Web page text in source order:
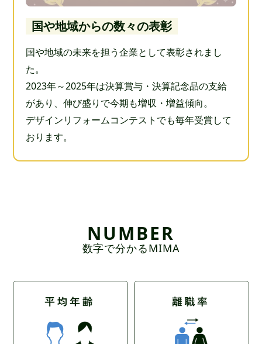
国や地域からの数々の表彰
国や地域の未来を担う企業として表彰されまし
た。
2023年～2025年は決算賞与・決算記念品の支給
があり、伸び盛りで今期も増収・増益傾向。
デザインリフォームコンテストでも毎年受賞して
おります。
NUMBER
数字で分かるMIMA